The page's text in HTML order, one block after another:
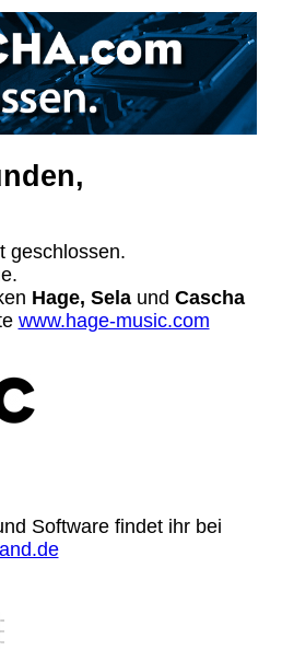
geschlossen.
Hage, Selaund Cascha
www.hage-music.com
Software findet ihr bei